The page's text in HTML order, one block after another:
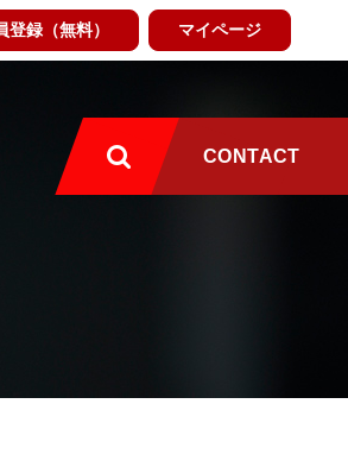
登録（無料） マイページ
CONTACT